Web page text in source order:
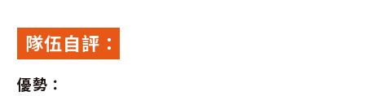
隊伍自評：
優勢：